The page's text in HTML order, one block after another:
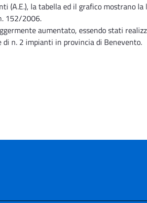
(A.E.), la tabella ed il grafico mostrano la
152/2006.
aumentato, essendo stati
n. 2 impianti in provincia di Benevento.